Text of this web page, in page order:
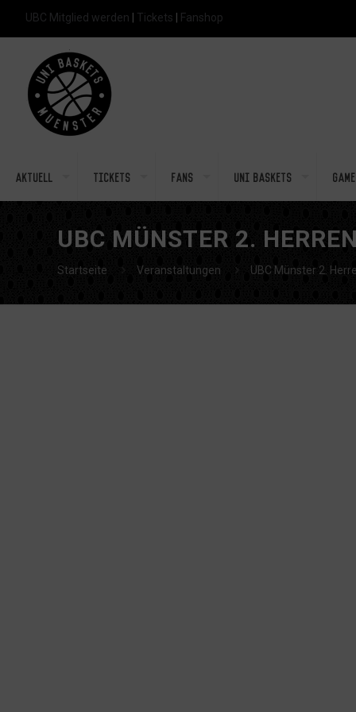
UBC Mitglied werden Tickets Fanshop
Aktuell Tickets Fans Uni Baskets
UBC MÜNSTER 2.
Startseite Veranstaltungen UBC Münster 2.